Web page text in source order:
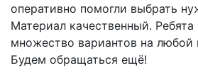
оперативно помогли выбрать
Материал качественный.
множество вариантов на любой
Будем обращаться ещё!